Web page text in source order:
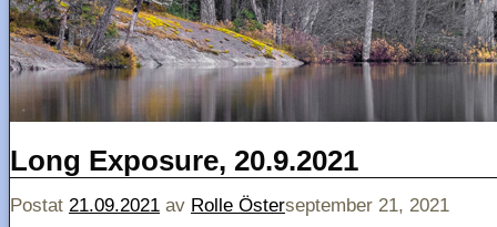
Long Exposure, 20.9.2021
Postat 21.09.2021 av Rolle Österseptember 21, 2021